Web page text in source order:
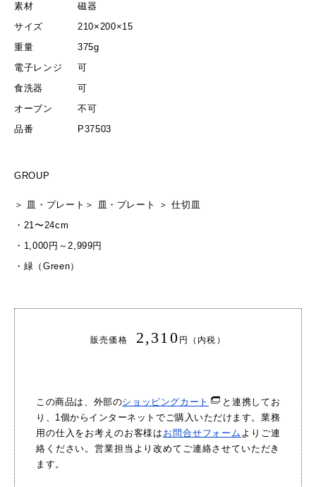
素材
磁器
サイズ
210×200×15
重量
375g
電子レンジ
可
食洗器
可
オーブン
不可
品番
P37503
GROUP
＞ 皿・プレート ＞ 皿・プレート ＞仕切皿
・ 21〜24cm
・ 1,000円～2,999円
・ 緑（Green）
販売価格 2,310 円（内税）
この商品は、外部のショッピングカート
と連携してお
り、1個からインターネットでご購入いただけます。業務
用の仕入をお考えのお客様は お問合せフォーム よりご連
絡ください。営業担当より改めてご連絡させていただき
ます。